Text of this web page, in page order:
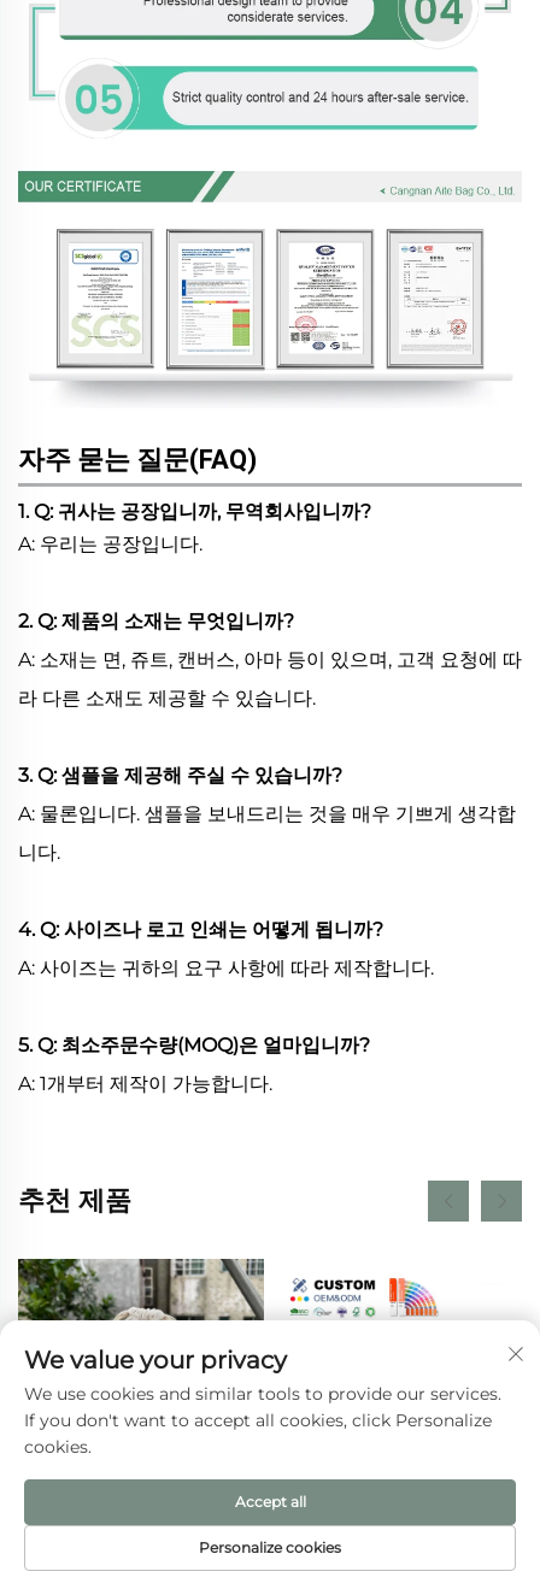
자주 묻는 질문(FAQ)
1. Q: 귀사는 공장입니까, 무역회사입니까?
A: 우리는 공장입니다.
2. Q: 제품의 소재는 무엇입니까?
A: 소재는 면, 쥬트, 캔버스, 아마 등이 있으며, 고객 요청에 따
라 다른 소재도 제공할 수 있습니다.
3. Q: 샘플을 제공해 주실 수 있습니까?
A: 물론입니다. 샘플을 보내드리는 것을 매우 기쁘게 생각합
니다.
4. Q: 사이즈나 로고 인쇄는 어떻게 됩니까?
A: 사이즈는 귀하의 요구 사항에 따라 제작합니다.
5. Q: 최소주문수량(MOQ)은 얼마입니까?
A: 1개부터 제작이 가능합니다.
추천 제품
맞춤 로고 단열 도시락 냉각
We value your privacy
We use cookies and similar tools to provide our services.
If you don't want to accept all cookies, click Personalize
cookies.
Personalize cookies
Accept all